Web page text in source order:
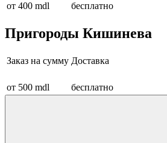
от 400 mdl бесплатно
Пригороды Кишинева
Заказ на сумму Доставка
от 500 mdl бесплатно